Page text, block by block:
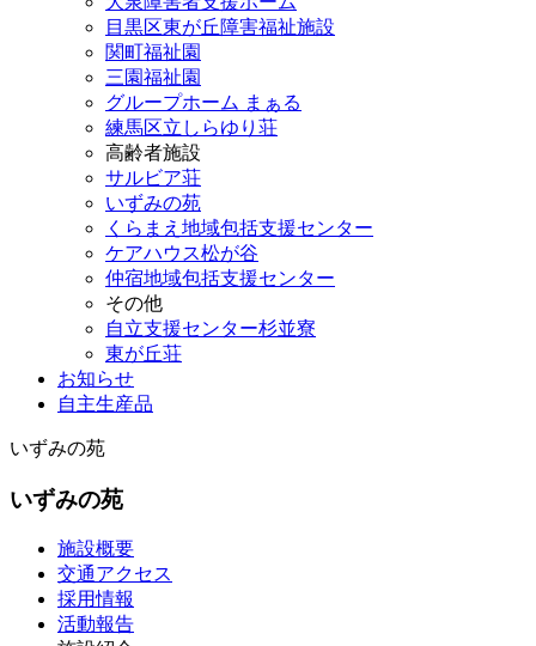
目黒区東が丘障害福祉施設
関町福祉園
三園福祉園
グループホーム まぁる
練馬区立しらゆり荘
高齢者施設
サルビア荘
いずみの苑
くらまえ地域包括支援センター
ケアハウス松が谷
仲宿地域包括支援センター
その他
自立支援センター杉並寮
東が丘荘
お知らせ
自主生産品
いずみの苑
いずみの苑
施設概要
交通アクセス
採用情報
活動報告